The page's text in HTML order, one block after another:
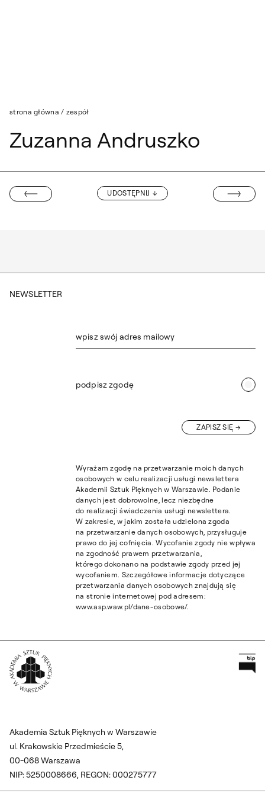
strona główna / zespół
Zuzanna Andruszko
UDOSTĘPNIJ
BRZOZOWSKI
KALINA
NEWSLETTER
wpisz swój adres mailowy
podpisz zgodę
ZAPISZ SIĘ
Wyrażam zgodę na przetwarzanie moich danych
osobowych w celu realizacji usługi newslettera
Akademii Sztuk Pięknych w Warszawie. Podanie
danych jest dobrowolne, lecz niezbędne
do realizacji świadczenia usługi newslettera.
W zakresie, w jakim została udzielona zgoda
na przetwarzanie danych osobowych, przysługuje
prawo do jej cofnięcia. Wycofanie zgody nie wpływa
na zgodność prawem przetwarzania,
którego dokonano na podstawie zgody przed jej
wycofaniem. Szczegółowe informacje dotyczące
przetwarzania danych osobowych znajdują się
na stronie internetowej pod adresem:
www.asp.waw.pl/dane-osobowe/.
Akademia Sztuk Pięknych w Warszawie
ul. Krakowskie Przedmieście 5,
00-068 Warszawa
NIP: 5250008666, REGON: 000275777